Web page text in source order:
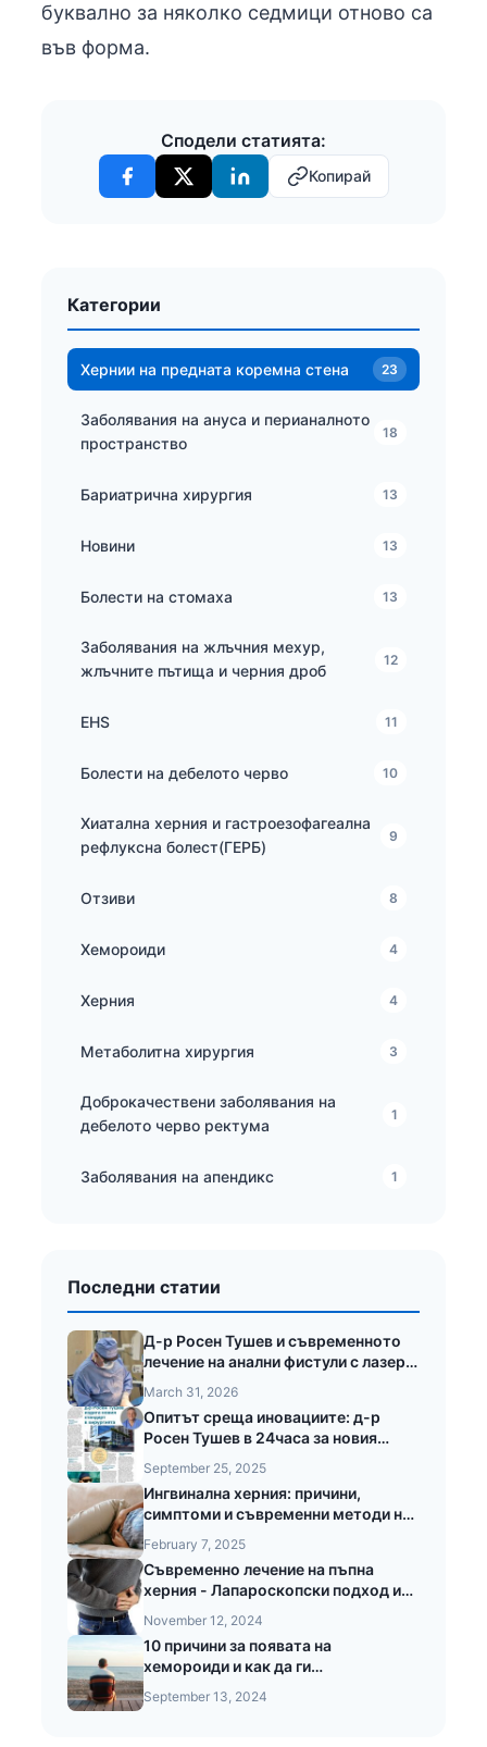
Категории
Хернии на предната коремна стена 23
Заболявания на ануса и перианалното
пространство
18
Бариатрична хирургия 13
Новини 13
Болести на стомаха 13
Заболявания на жлъчния мехур,
жлъчните пътища и черния дроб
12
EHS 11
Болести на дебелото черво 10
Хиатална херния и гастроезофагеална
рефлуксна болест(ГЕРБ)
9
Отзиви 8
Хемороиди 4
Херния 4
Метаболитна хирургия 3
Доброкачествени заболявания на
дебелото черво ректума
1
Заболявания на апендикс 1
Последни статии
Д-р Росен Тушев и съвременното
лечение на анални фистули с лазер
March 31, 2026
Опитът среща иновациите: д-р
Росен Тушев в 24часа за новия
September 25, 2025
Ингвинална херния: причини,
симптоми и съвременни методи на
February 7, 2025
Съвременно лечение на пъпна
херния - Лапароскопски подход и
операция на пъпната херния
November 12, 2024
10 причини за появата на
хемороиди и как да ги
September 13, 2024
буквално за няколко седмици отново са
във форма.
Сподели статията:
Копирай